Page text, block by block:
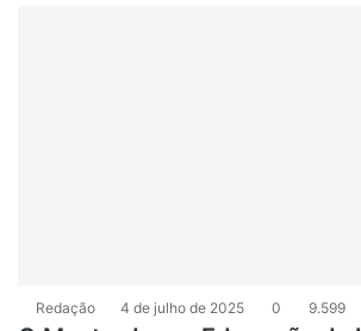
Redação 4 de julho de 2025 0 9.599